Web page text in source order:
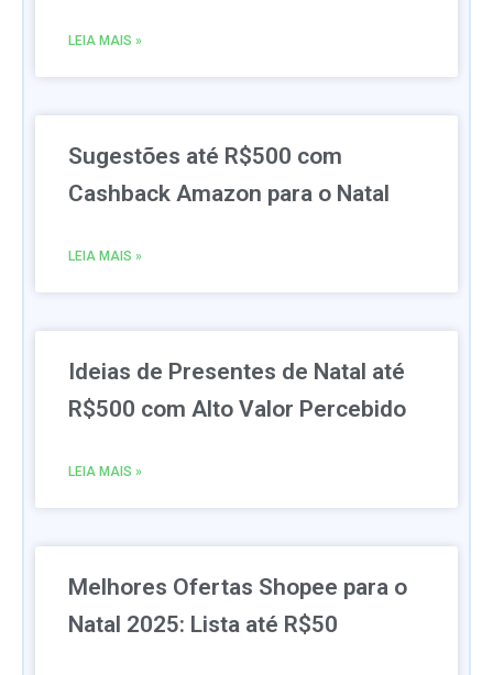
LEIA MAIS »
Sugestões até R$500 com
Cashback Amazon para o Natal
LEIA MAIS »
Ideias de Presentes de Natal até
R$500 com Alto Valor Percebido
LEIA MAIS »
Melhores Ofertas Shopee para o
Natal 2025: Lista até R$50